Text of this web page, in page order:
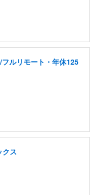
ルリモート・年休125
クス